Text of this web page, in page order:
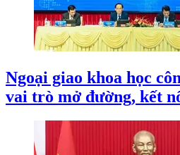
Ngoại giao khoa học
vai trò mở đường, kết